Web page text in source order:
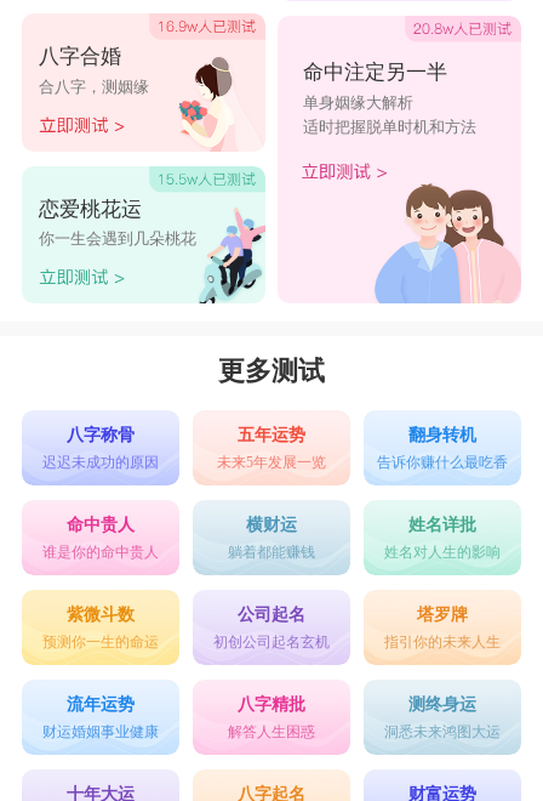
八字合婚
合八字，测姻缘
恋爱桃花运
你一生会遇到几朵桃花
命中注定另一半
单身姻缘大解析
适时把握脱单时机和方法
更多测试
八字称骨
迟迟未成功的原因
五年运势
未来5年发展一览
翻身转机
告诉你赚什么最吃香
命中贵人
谁是你的命中贵人
横财运
躺着都能赚钱
姓名详批
姓名对人生的影响
紫微斗数
预测你一生的命运
公司起名
初创公司起名玄机
塔罗牌
指引你的未来人生
流年运势
财运婚姻事业健康
八字精批
解答人生困惑
测终身运
洞悉未来鸿图大运
十年大运 八字起名 财富运势